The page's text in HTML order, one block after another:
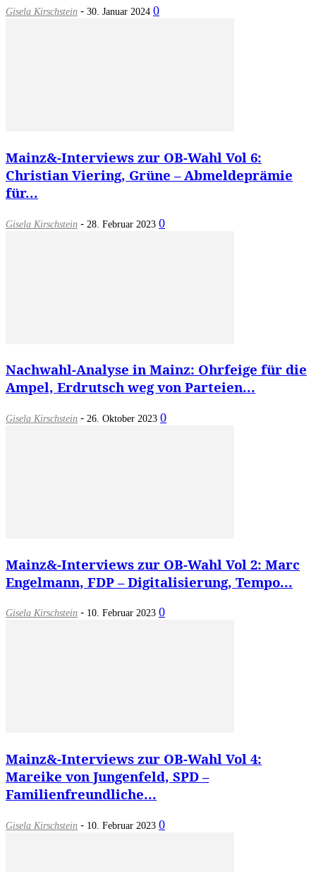
Gisela Kirschstein - 30. Januar 2024 0
Mainz&-Interviews zur OB-Wahl Vol 6:
Christian Viering, Grüne – Abmeldeprämie
für...
Gisela Kirschstein - 28. Februar 2023 0
Nachwahl-Analyse in Mainz: Ohrfeige für die
Ampel, Erdrutsch weg von Parteien...
Gisela Kirschstein - 26. Oktober 2023 0
Mainz&-Interviews zur OB-Wahl Vol 2: Marc
Engelmann, FDP – Digitalisierung, Tempo...
Gisela Kirschstein - 10. Februar 2023 0
Mainz&-Interviews zur OB-Wahl Vol 4:
Mareike von Jungenfeld, SPD –
Familienfreundliche...
Gisela Kirschstein - 10. Februar 2023 0